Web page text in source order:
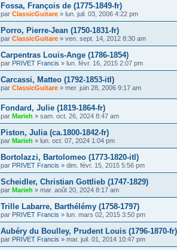
Fossa, François de (1775-1849-fr)
par ClassicGuitare » lun. juil. 03, 2006 4:22 pm
Porro, Pierre-Jean (1750-1831-fr)
par ClassicGuitare » ven. sept. 14, 2012 8:30 am
Carpentras Louis-Ange (1786-1854)
par PRIVET Francis » lun. févr. 16, 2015 2:07 pm
Carcassi, Matteo (1792-1853-itl)
par ClassicGuitare » mer. juin 28, 2006 9:17 am
Fondard, Julie (1819-1864-fr)
par Marieh » sam. oct. 26, 2024 8:47 am
Piston, Julia (ca.1800-1842-fr)
par Marieh » lun. oct. 07, 2024 1:04 pm
Bortolazzi, Bartolomeo (1773-1820-itl)
par PRIVET Francis » dim. févr. 15, 2015 5:56 pm
Scheidler, Christian Gottlieb (1747-1829)
par Marieh » mar. août 20, 2024 8:17 am
Trille Labarre, Barthélémy (1758-1797)
par PRIVET Francis » lun. mars 02, 2015 3:50 pm
Aubéry du Boulley, Prudent Louis (1796-1870-fr)
par PRIVET Francis » mar. juil. 01, 2014 10:47 pm